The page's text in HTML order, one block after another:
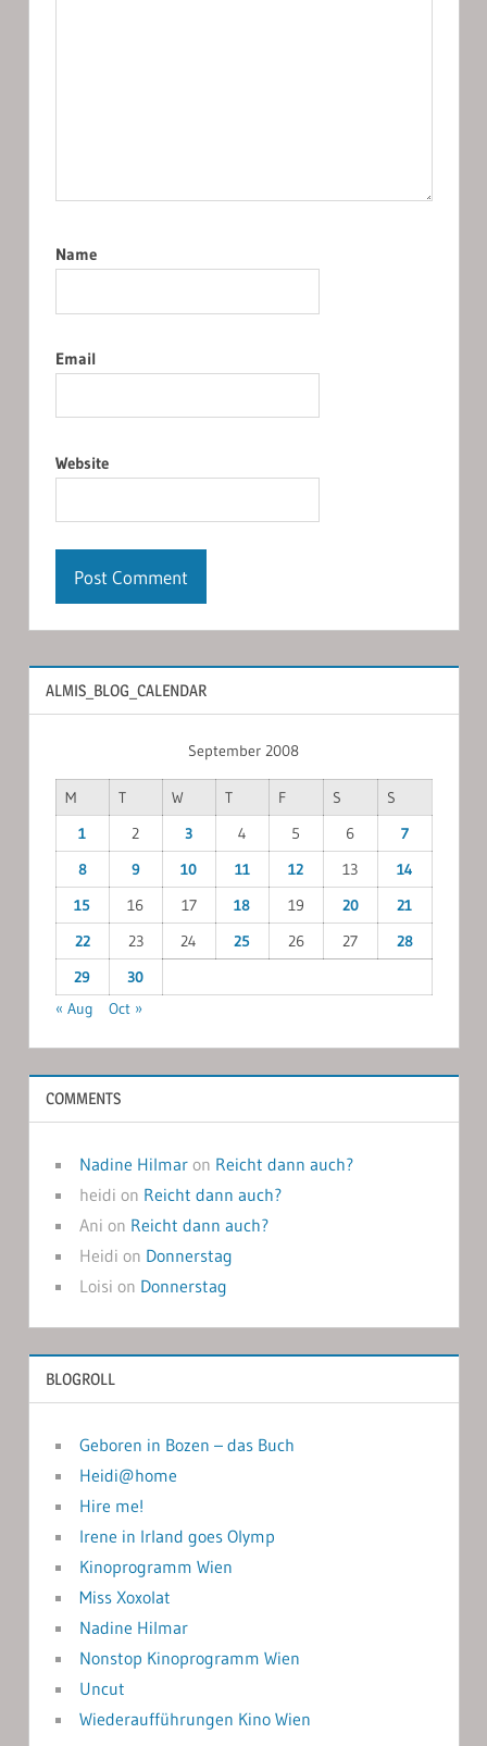
Name
Email
Website
ALMIS_BLOG_CALENDAR
September 2008
M T W T F S
S
1
2 3 4 5 6
7
8
9 10 11 12 13
14
15
16 17 18 19 20
21
22
23 24 25 26 27
28
29
30
« Aug
Oct »
COMMENTS
Nadine Hilmaron Reicht dann auch?
heidi on Reicht dann auch?
Ani on Reicht dann auch?
Heidi on Donnerstag
Loisi on Donnerstag
BLOGROLL
Geboren in Bozen – das Buch
Heidi@home
Hire me!
Irene in Irland goes Olymp
Kinoprogramm Wien
Miss Xoxolat
Nadine Hilmar
Nonstop Kinoprogramm Wien
Uncut
Wiederaufführungen Kino Wien